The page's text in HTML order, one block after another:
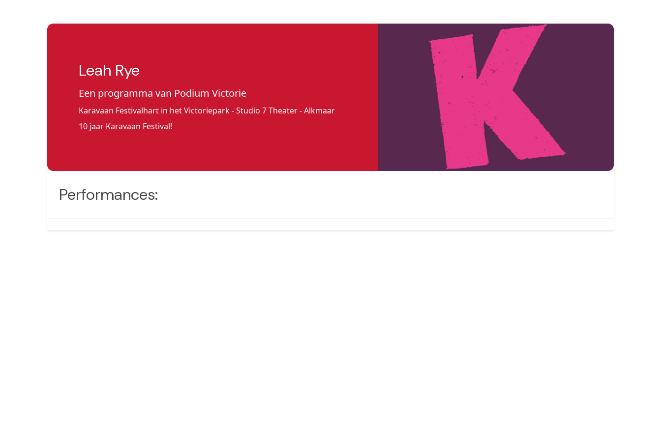
Leah Rye
Een programma van Podium Victorie
Karavaan Festivalhart in het Victoriepark - Studio 7 Theater - Alkmaar
10 jaar Karavaan Festival!
Performances: